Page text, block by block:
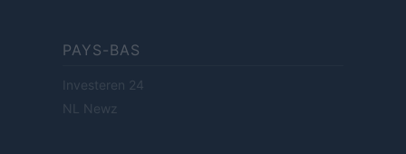
PAYS-BAS
Investeren 24
NL Newz